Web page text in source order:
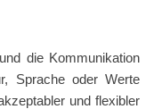
die Kommunikation
Sprache oder Werte
und flexibler